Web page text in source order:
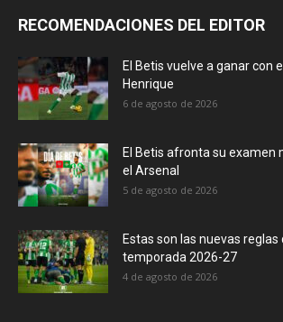
RECOMENDACIONES DEL EDITOR
El Betis vuelve a ganar con
Henrique
6 de agosto de 2026
El Betis afronta su examen
el Arsenal
5 de agosto de 2026
Estas son las nuevas
temporada 2026-27
4 de agosto de 2026